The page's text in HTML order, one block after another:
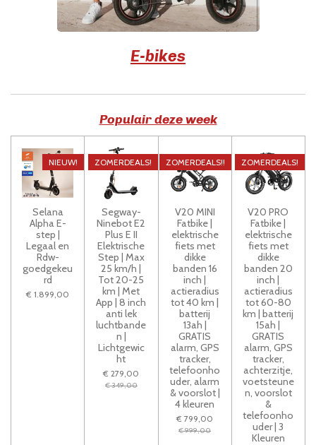
E-bikes
Populair deze week
NIEUW!
Selana
Alpha E-
step |
Legaal en
Rdw-
goedgekeu
rd
€ 1.899,00
ZOMERDEALS!
Segway-
Ninebot E2
Plus E II
Elektrische
Step | Max
25 km/h |
Tot 20-25
km | Met
App | 8 inch
anti lek
luchtbande
n |
Lichtgewic
ht
€ 279,00
€ 349,00
ZOMERDEALS!!
V20 MINI
Fatbike |
elektrische
fiets met
dikke
banden 16
inch |
actieradius
tot 40 km |
batterij
13ah |
GRATIS
alarm, GPS
tracker,
telefoonho
uder, alarm
& voorslot |
4 kleuren
€ 799,00
€ 999,00
ZOMERDEALS!
V20 PRO
Fatbike |
elektrische
fiets met
dikke
banden 20
inch |
actieradius
tot 60-80
km | batterij
15ah |
GRATIS
alarm, GPS
tracker,
achterzitje,
voetsteune
n, voorslot
&
telefoonho
uder | 3
Kleuren